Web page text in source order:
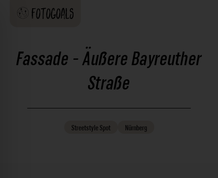
Fassade - Äußere Bayreuther
Straße
StreetstyleSpot Nürnberg